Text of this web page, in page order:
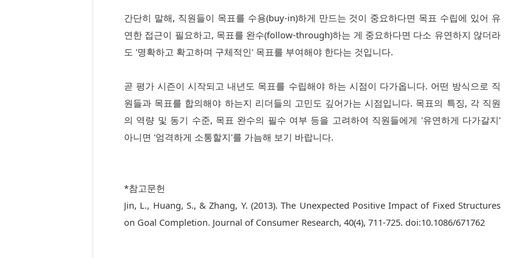
간단히 말해, 직원들이 목표를 수용(buy-in)하게 만드는 것이 중요하다면 목표 수립에 있어 유
연한 접근이 필요하고, 목표를 완수(follow-through)하는 게 중요하다면 다소 유연하지 않더라
도 '명확하고 확고하며 구체적인' 목표를 부여해야 한다는 것입니다.
곧 평가 시즌이 시작되고 내년도 목표를 수립해야 하는 시점이 다가옵니다. 어떤 방식으로 직
원들과 목표를 합의해야 하는지 리더들의 고민도 깊어가는 시점입니다. 목표의 특징, 각 직원
의 역량 및 동기 수준, 목표 완수의 필수 여부 등을 고려하여 직원들에게 '유연하게 다가갈지'
아니면 '엄격하게 소통할지'를 가늠해 보기 바랍니다.
*참고문헌
Jin, L., Huang, S., & Zhang, Y. (2013). The Unexpected Positive Impact of Fixed Structures
on Goal Completion. Journal of Consumer Research, 40(4), 711-725. doi:10.1086/671762